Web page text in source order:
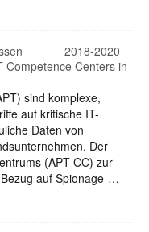
2018-2020
Competence Centers in
sind komplexe,
auf kritische IT-
Daten von
Der
(APT-CC) zur
auf Spionage-…